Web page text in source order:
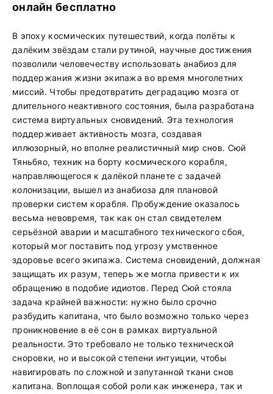
онлайн бесплатно
В эпоху космических путешествий, когда полёты к
далёким звёздам стали рутиной, научные достижения
позволили человечеству использовать анабиоз для
поддержания жизни экипажа во время многолетних
миссий. Чтобы предотвратить деградацию мозга от
длительного неактивного состояния, была разработана
система виртуальных сновидений. Эта технология
поддерживает активность мозга, создавая
иллюзорный, но вполне реалистичный мир снов. Сюй
Тяньбяо, техник на борту космического корабля,
направляющегося к далёкой планете с задачей
колонизации, вышел из анабиоза для плановой
проверки систем корабля. Пробуждение оказалось
весьма невовремя, так как он стал свидетелем
серьёзной аварии и масштабного технического сбоя,
который мог поставить под угрозу умственное
здоровье всего экипажа. Система сновидений, должная
защищать их разум, теперь же могла привести к их
обращению в подобие идиотов. Перед Сюй стояла
задача крайней важности: нужно было срочно
разбудить капитана, что было возможно только через
проникновение в её сон в рамках виртуальной
реальности. Это требовало не только технической
сноровки, но и высокой степени интуиции, чтобы
навигировать по сложной и запутанной ткани снов
капитана. Воплощая собой роли как инженера, так и